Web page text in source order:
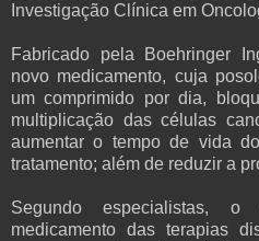
Investigação Clínica em
Fabricado pela Boehringer
novo medicamento, cuja
um comprimido por dia,
multiplicação das células
aumentar o tempo de vida
tratamento; além de reduzir a
Segundo especialistas,
medicamento das terapias